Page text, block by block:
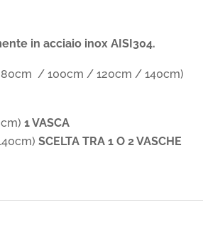
in acciaio inox AISI304.
/ 100cm / 120cm / 140cm)
1 VASCA
SCELTA TRA 1 O 2 VASCHE